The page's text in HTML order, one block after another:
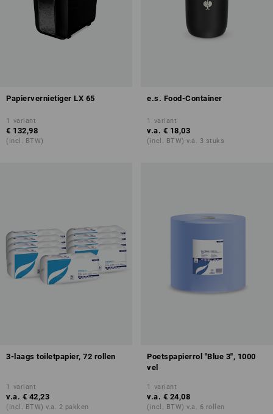
Papiervernietiger LX 65
1 variant
€ 132,98
(incl. BTW)
e.s. Food-Container
1 variant
v.a. € 18,03
(incl. BTW) v.a. 3 stuks
3-laags toiletpapier, 72 rollen
1 variant
v.a. € 42,23
(incl. BTW) v.a. 2 pakken
Poetspapierrol "Blue 3", 1000
vel
1 variant
v.a. € 24,08
(incl. BTW) v.a. 6 rollen